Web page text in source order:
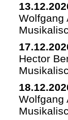
Wolfgang
Hector
Wolfgang